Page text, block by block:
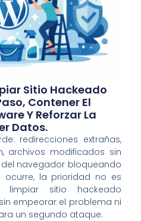
Sitio Hackeado
Contener El
Y Reforzar La
Datos.
redirecciones extrañas,
archivos modificados sin
navegador bloqueando
la prioridad no es
sitio hackeado
empeorar el problema ni
un segundo ataque.